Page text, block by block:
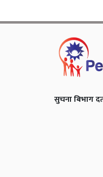
सुचना बिभाग